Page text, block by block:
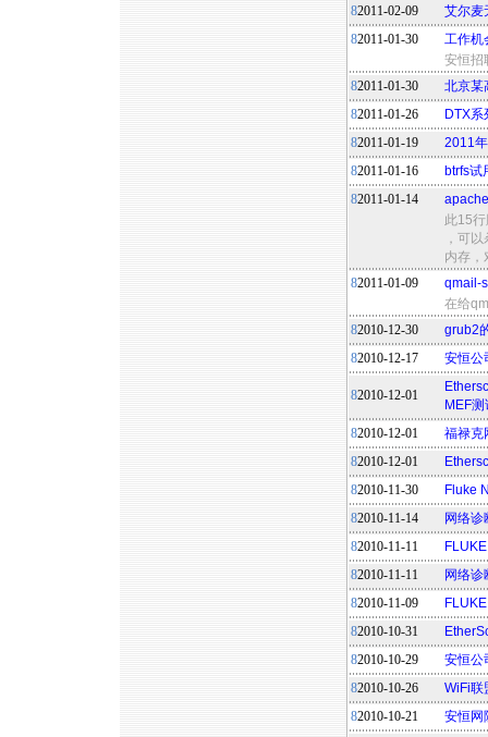
82011-02-09
艾尔麦
82011-01-30
工作机
安恒招
82011-01-30
北京某
82011-01-26
DTX
82011-01-19
2011
82011-01-16
btrfs试
82011-01-14
此15
，可
内存，
82011-01-09
qmail-
在给
82010-12-30
grub2
82010-12-17 安恒公
82010-12-01
MEF测
82010-12-01
福禄克
82010-12-01
82010-11-30
Fluke
82010-11-14
网络
82010-11-11
82010-11-11
网络
82010-11-09
82010-10-31
82010-10-29
安恒公
82010-10-26
WiFi联
82010-10-21 安恒网